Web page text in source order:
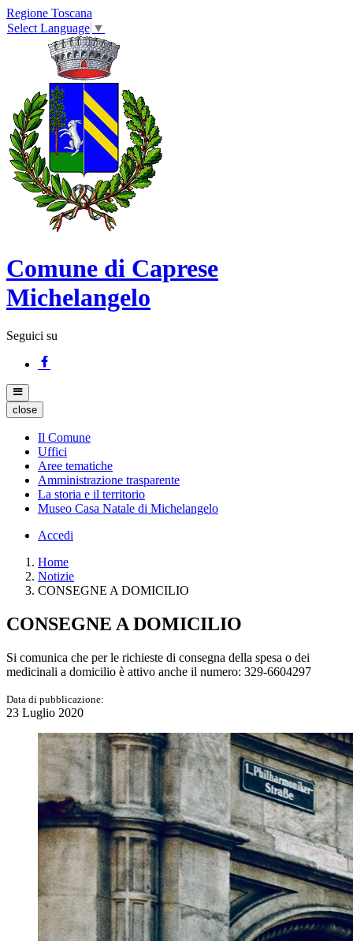
Regione Toscana
Select Language ▼
Comune di Caprese
Michelangelo
Seguici su
close
Il Comune
Uffici
Aree tematiche
Amministrazione trasparente
La storia e il territorio
Museo Casa Natale di Michelangelo
Accedi
Home
Notizie
CONSEGNE A DOMICILIO
CONSEGNE A DOMICILIO
Si comunica che per le richieste di consegna della spesa o dei
medicinali a domicilio è attivo anche il numero: 329-6604297
Data di pubblicazione:
23 Luglio 2020